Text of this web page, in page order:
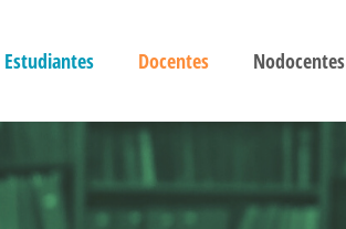
Estudiantes Docentes Nodocentes